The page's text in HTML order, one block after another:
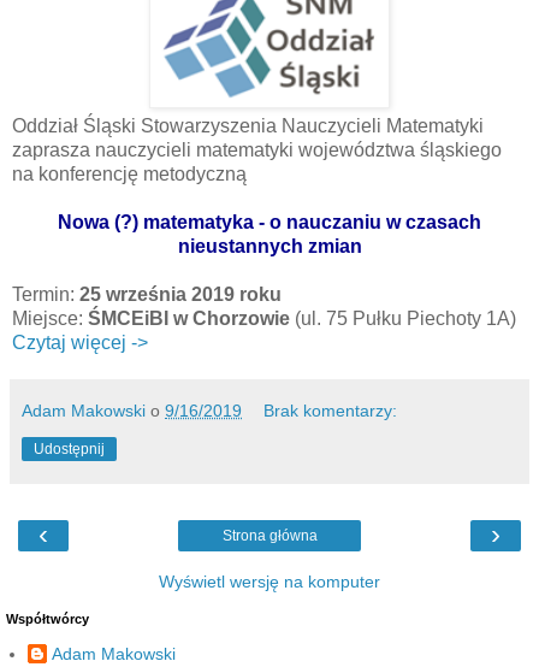
Oddział Śląski Stowarzyszenia Nauczycieli Matematyki
zaprasza nauczycieli matematyki województwa śląskiego
na konferencję metodyczną
Nowa (?) matematyka - o nauczaniu w czasach
nieustannych zmian
Termin: 25 września 2019 roku
Miejsce: ŚMCEiBI w Chorzowie (ul. 75 Pułku Piechoty 1A)
Czytaj więcej ->
Adam Makowski o 9/16/2019 Brak komentarzy:
Udostępnij
‹ ›
Strona główna
Wyświetl wersję na komputer
Współtwórcy
Adam Makowski